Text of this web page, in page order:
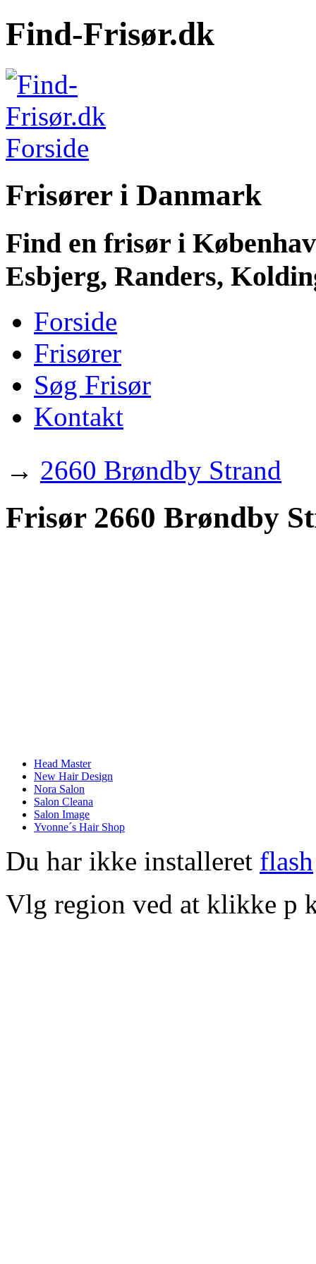
Find-Frisør.dk
Frisører i Danmark
Find en frisør i
Esbjerg, Randers,
Forside
Frisører
Søg Frisør
Kontakt
→ 2660 Brøndby Strand
Frisør 2660 Brøndby
Head Master
New Hair Design
Nora Salon
Salon Cleana
Salon Image
Yvonne´s Hair Shop
Du har ikke installeret flash
Vlg region ved at klikke p